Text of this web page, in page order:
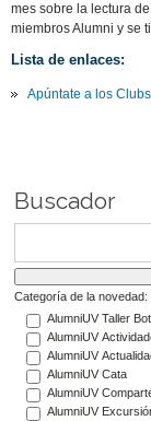
mes sobre la lectura
miembros Alumni y se
Lista de enlaces:
Apúntate a los
Buscador
Categoría de la novedad:
AlumniUV
AlumniUV
AlumniUV
AlumniUV Cata
AlumniUV
AlumniUV